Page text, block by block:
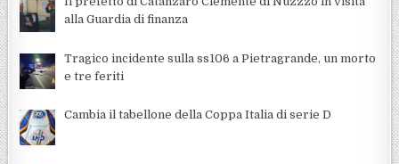
alla Guardia di finanza
Tragico incidente sulla ss106 a Pietragrande, un morto
e tre feriti
Cambia il tabellone della Coppa Italia di serie D